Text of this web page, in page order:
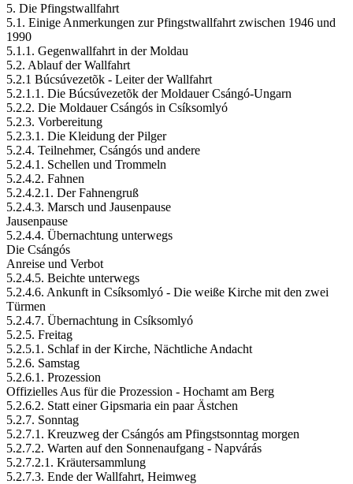
5. Die Pfingstwallfahrt
5.1. Einige Anmerkungen zur Pfingstwallfahrt zwischen 1946 und
1990
5.1.1. Gegenwallfahrt in der Moldau
5.2. Ablauf der Wallfahrt
5.2.1 Búcsúvezetõk - Leiter der Wallfahrt
5.2.1.1. Die Búcsúvezetõk der Moldauer Csángó-Ungarn
5.2.2. Die Moldauer Csángós in Csíksomlyó
5.2.3. Vorbereitung
5.2.3.1. Die Kleidung der Pilger
5.2.4. Teilnehmer, Csángós und andere
5.2.4.1. Schellen und Trommeln
5.2.4.2. Fahnen
5.2.4.2.1. Der Fahnengruß
5.2.4.3. Marsch und Jausenpause
Jausenpause
5.2.4.4. Übernachtung unterwegs
Die Csángós
Anreise und Verbot
5.2.4.5. Beichte unterwegs
5.2.4.6. Ankunft in Csíksomlyó - Die weiße Kirche mit den zwei
Türmen
5.2.4.7. Übernachtung in Csíksomlyó
5.2.5. Freitag
5.2.5.1. Schlaf in der Kirche, Nächtliche Andacht
5.2.6. Samstag
5.2.6.1. Prozession
Offizielles Aus für die Prozession - Hochamt am Berg
5.2.6.2. Statt einer Gipsmaria ein paar Ästchen
5.2.7. Sonntag
5.2.7.1. Kreuzweg der Csángós am Pfingstsonntag morgen
5.2.7.2. Warten auf den Sonnenaufgang - Napvárás
5.2.7.2.1. Kräutersammlung
5.2.7.3. Ende der Wallfahrt, Heimweg